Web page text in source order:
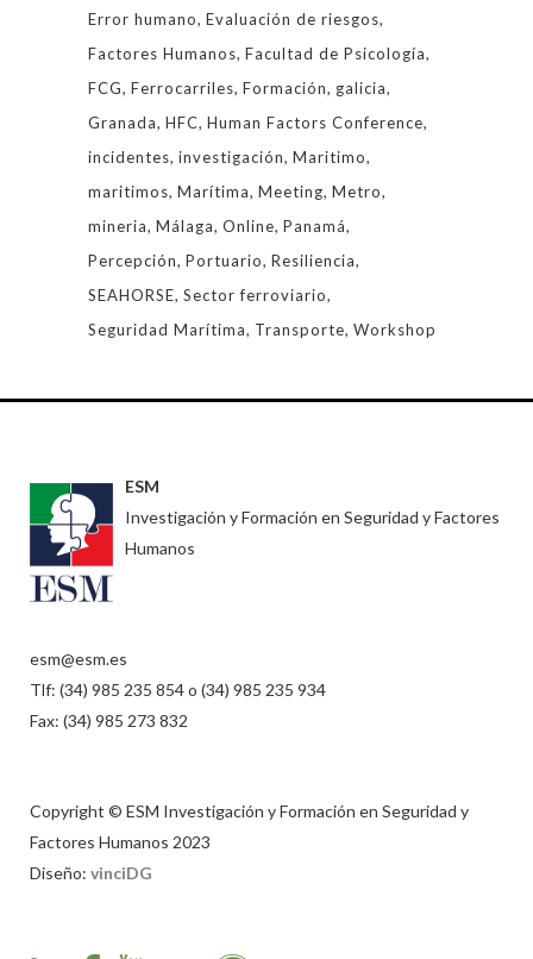
Error humano Evaluación de riesgos
Factores Humanos Facultad de Psicología
FCG Ferrocarriles Formación
galicia
Granada HFC Human Factors Conference
incidentes investigación Maritimo
maritimos Marítima Meeting Metro
mineria Málaga Online Panamá
Percepción Portuario Resiliencia
SEAHORSE Sector ferroviario
Seguridad Marítima
Transporte Workshop
ESM
Investigación y Formación en Seguridad y Factores
Humanos
esm@esm.es
Tlf: (34) 985 235 854 o (34) 985 235 934
Fax: (34) 985 273 832
Copyright © ESM Investigación y Formación en Seguridad y
Factores Humanos 2023
Diseño: vinciDG